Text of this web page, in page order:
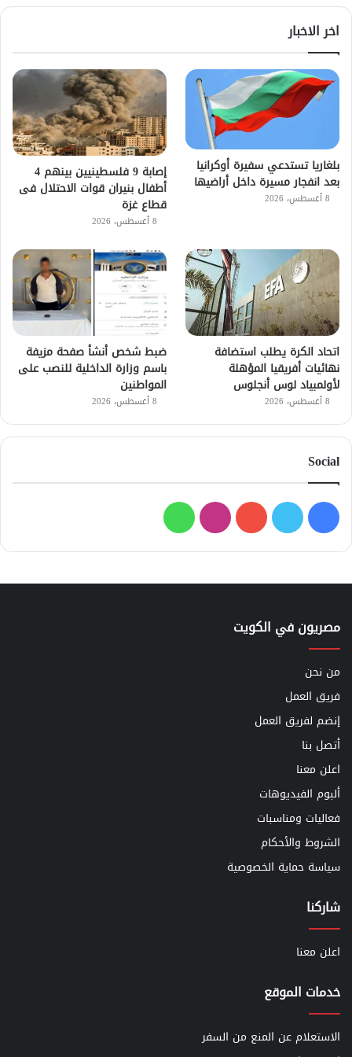
اخر الاخبار
بلغاريا تستدعي سفيرة أوكرانيا
بعد انفجار مسيرة داخل أراضيها
8 أغسطس، 2026
إصابة 9 فلسطينيين بينهم 4
أطفال بنيران قوات الاحتلال فى
قطاع غزة
8 أغسطس، 2026
اتحاد الكرة يطلب استضافة
نهائيات أفريقيا المؤهلة
لأولمبياد لوس أنجلوس
8 أغسطس، 2026
ضبط شخص أنشأ صفحة مزيفة
باسم وزارة الداخلية للنصب على
المواطنين
8 أغسطس، 2026
Social
فيسبوك
تويتر يوتيوبانستقرامواتساب
مصريون في الكويت
من نحن
فريق العمل
إنضم لفريق العمل
أتصل بنا
اعلن معنا
ألبوم الفيديوهات
فعاليات ومناسبات
الشروط والأحكام
سياسة حماية الخصوصية
شاركنا
اعلن معنا
خدمات الموقع
الاستعلام عن المنع من السفر